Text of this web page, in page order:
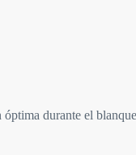
durante el